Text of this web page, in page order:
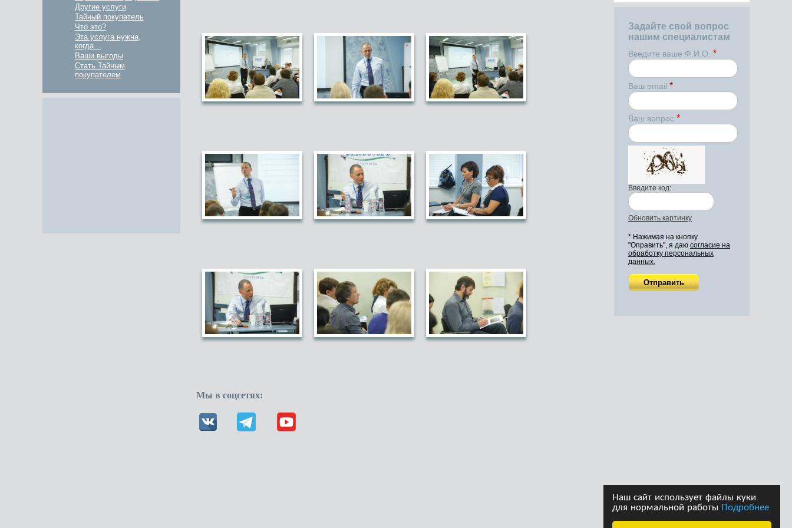
Наш сайт использует файлы куки
для нормальной работы Подробнее
Другие услуги
Тайный покупатель
Что это?
Эта услуга нужна,
когда...
Ваши выгоды
Стать Тайным
покупателем
Задайте свой вопрос
нашим специалистам
Введите ваше Ф.И.О. *
Ваш email *
Ваш вопрос *
Введите код:
Обновить картинку
* Нажимая на кнопку
"Оправить", я даю согласие на
обработку персональных
данных.
Мы в соцсетях: